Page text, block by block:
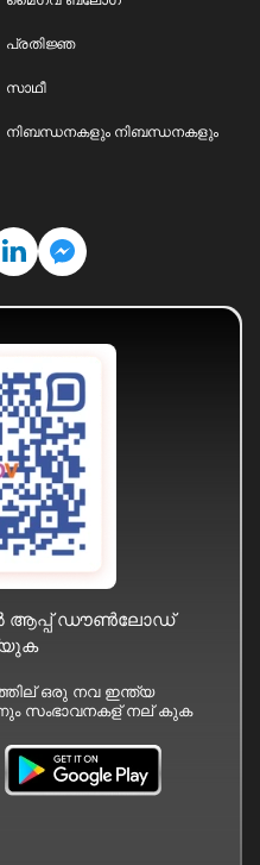
പ്രതിജ്ഞ
സാഥീ
നിബന്ധനകളും നിബന്ധനകളും
ആപ്പ് ഡൗൺലോഡ്
ഒരു നവ ഇന്ത്യ
ന്നും സംഭാവനകള് നല് കുക